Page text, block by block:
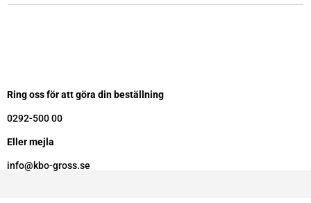
Ring oss för att göra din beställning
0292-500 00
Eller mejla
info@kbo-gross.se